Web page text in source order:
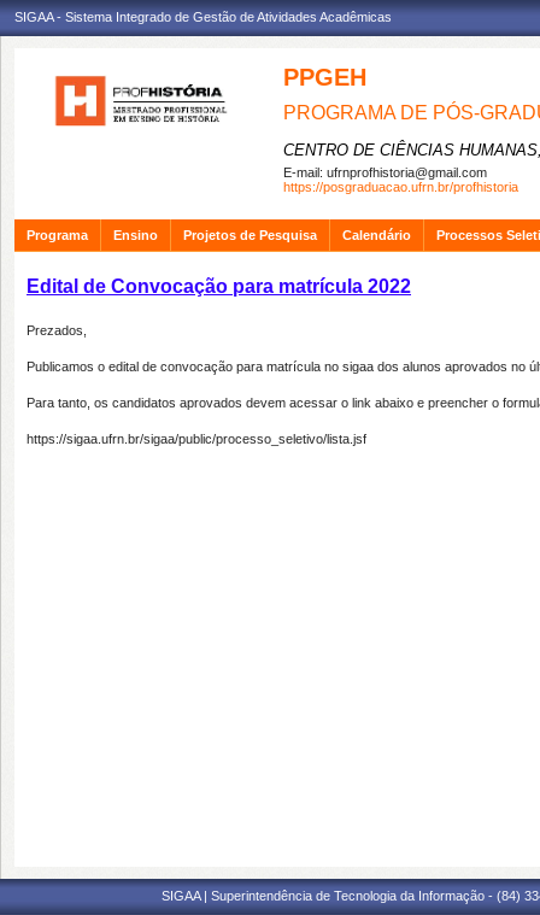
SIGAA - Sistema Integrado de Gestão de Atividades Acadêmicas
PPGEH
PROGRAMA DE PÓS-
CENTRO DE CIÊNCIAS
E-mail: ufrnprofhistoria@gmail.com
https://posgraduacao.ufrn.br/profhistoria
Programa Ensino Projetos de Pesquisa Calendário Processos
Edital de Convocação para matrícula 2022
Prezados,
Publicamos o edital de convocação para matrícula no sigaa dos alunos aprovados no
Para tanto, os candidatos aprovados devem acessar o link abaixo e preencher o
https://sigaa.ufrn.br/sigaa/public/processo_seletivo/lista.jsf
SIGAA | Superintendência de Tecnologia da Informação - (84)